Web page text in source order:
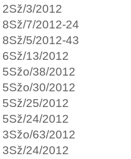
2Sž/3/2012
8Sž/7/2012-24
8Sž/5/2012-43
6Sž/13/2012
5Sžo/38/2012
5Sžo/30/2012
5Sž/25/2012
5Sž/24/2012
3Sžo/63/2012
3Sž/24/2012